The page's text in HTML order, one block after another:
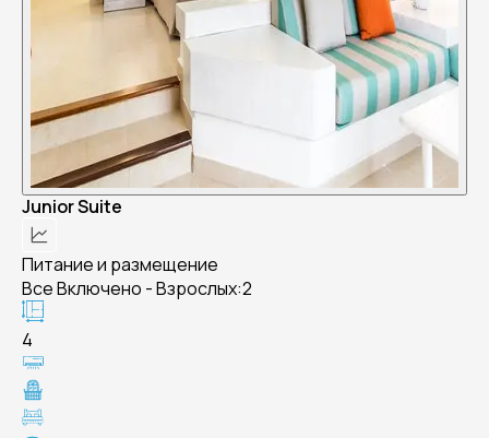
Junior Suite
Питание и размещение
Все Включено - Взрослых:2
4